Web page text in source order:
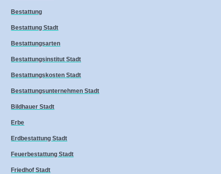
Bestattung
Bestattung Stadt
Bestattungsarten
Bestattungsinstitut Stadt
Bestattungskosten Stadt
Bestattungsunternehmen Stadt
Bildhauer Stadt
Erbe
Erdbestattung Stadt
Feuerbestattung Stadt
Friedhof Stadt